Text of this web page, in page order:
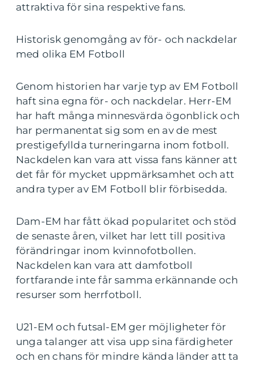
attraktiva för sina respektive fans.
Historisk genomgång av för- och nackdelar
med olika EM Fotboll
Genom historien har varje typ av EM Fotboll
haft sina egna för- och nackdelar. Herr-EM
har haft många minnesvärda ögonblick och
har permanentat sig som en av de mest
prestigefyllda turneringarna inom fotboll.
Nackdelen kan vara att vissa fans känner att
det får för mycket uppmärksamhet och att
andra typer av EM Fotboll blir förbisedda.
Dam-EM har fått ökad popularitet och stöd
de senaste åren, vilket har lett till positiva
förändringar inom kvinnofotbollen.
Nackdelen kan vara att damfotboll
fortfarande inte får samma erkännande och
resurser som herrfotboll.
U21-EM och futsal-EM ger möjligheter för
unga talanger att visa upp sina färdigheter
och en chans för mindre kända länder att ta